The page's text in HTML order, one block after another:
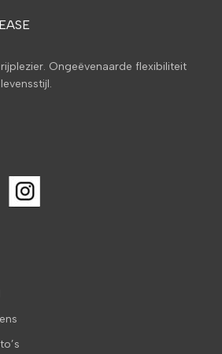
Ongeëvenaarde flexibiliteit